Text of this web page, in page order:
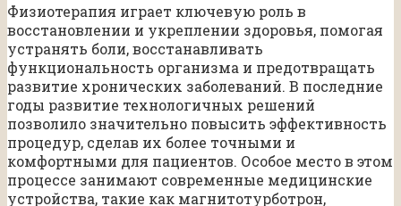
Физиотерапия играет ключевую роль в
восстановлении и укреплении здоровья, помогая
устранять боли, восстанавливать
функциональность организма и предотвращать
развитие хронических заболеваний. В последние
годы развитие технологичных решений
позволило значительно повысить эффективность
процедур, сделав их более точными и
комфортными для пациентов. Особое место в этом
процессе занимают современные медицинские
устройства, такие как магнитотурботрон,